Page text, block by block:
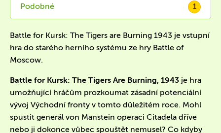
Podobné 1
Battle for Kursk: The Tigers are Burning 1943 je vstupní
hra do starého herního systému ze hry Battle of
Moscow.
Battle for Kursk: The Tigers Are Burning, 1943 je hra
umožňující hráčům prozkoumat zásadní potenciální
vývoj Východní fronty v tomto důležitém roce. Mohl
spustit generál von Manstein operaci Citadela dříve
nebo ji dokonce vůbec spouštět nemusel? Co kdyby